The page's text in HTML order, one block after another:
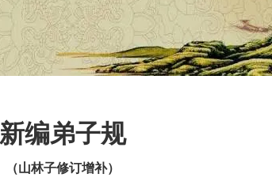
新编弟子规
（山林子修订增补）